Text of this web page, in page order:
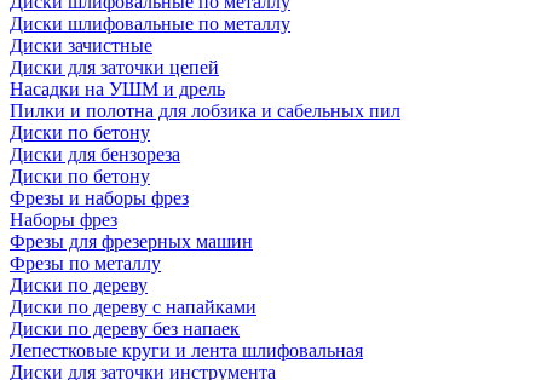
Диски шлифовальные по металлу
Диски зачистные
Диски для заточки цепей
Насадки на УШМ и дрель
Пилки и полотна для лобзика и сабельных пил
Диски по бетону
Диски для бензореза
Диски по бетону
Фрезы и наборы фрез
Наборы фрез
Фрезы для фрезерных машин
Фрезы по металлу
Диски по дереву
Диски по дереву с напайками
Диски по дереву без напаек
Лепестковые круги и лента шлифовальная
Диски для заточки инструмента